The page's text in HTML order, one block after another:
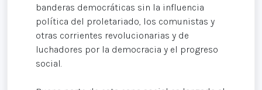
banderas democráticas sin la influencia
política del proletariado, los comunistas y
otras corrientes revolucionarias y de
luchadores por la democracia y el progreso
social.